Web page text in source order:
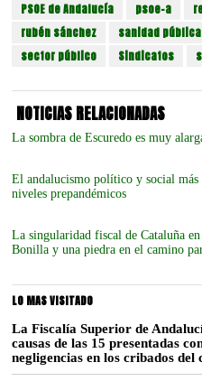
PSOE de Andalucía
psoe-a
rubén sánchez
sanidad pública
sector público
Sindicatos
NOTICIAS RELACIONADAS
La sombra de Escuredo es muy
El andalucismo político y social
niveles prepandémicos
La singularidad fiscal de Cataluña
Bonilla y una piedra en el camino
LO MAS VISITADO
La Fiscalía Superior de
causas de las 15 presentadas
negligencias en los cribados del